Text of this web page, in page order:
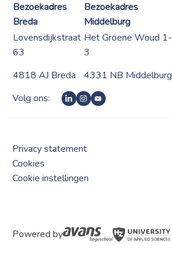
Bezoekadres
Breda
Bezoekadres
Middelburg
Lovensdijkstraat
63
Het Groene Woud 1-
3
4818 AJ Breda
4331 NB Middelburg
Volg ons:
Powered by
Privacy statement
Cookies
Cookie instellingen